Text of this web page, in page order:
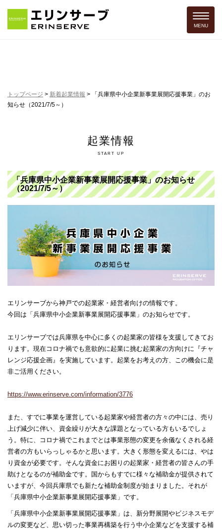
Toggle
MENU
トップページ > 新着起業情報 >
「兵庫県中小企業新事業展開応援事業」のお
知らせ（2021/7/5～）
起業情報
START UP
「兵庫県中小企業新事業展開応援事業」のお知らせ
（2021/7/5～）
エリンサーブから神戸での起業家・経営者向けの情報です。
今回は「兵庫県中小企業新事業展開応援事業」のお知らせです。
エリンサーブでは兵庫県を中心に多くの起業家の皆様を支援してきてお
ります。現在コロナ禍でも意欲的に起業に挑む起業家の方向けに『チャ
レンジ応援企画』を実施しています。起業をお考えの方、この機会に是
非ご活用ください。
https://www.erinserve.com/information/3776
また、すでに事業を運営している起業家や経営者の方々の中には、売り
上げ減少に伴い、資金繰りが大きな課題となっている方もいるでしょ
う。特に、コロナ禍でこれまでとは事業形態の変更を余儀なくされる経
営者の方もいらっしゃるかと思います。大きく形態を変えるには、やは
り資金が必要です。そんな資金にお困りの起業家・経営者の皆さんの手
助けとなるのが補助金です。国からもすでに様々な補助金が提供されて
いますが、今回兵庫県でも新たな補助金制度が始まりました。それが
「兵庫県中小企業新事業展開応援事業」です。
「兵庫県中小企業新事業展開応援事業」は、新分野展開やビジネスモデ
ルの変更など、思い切った事業再構築を行う中小企業などを支援する補